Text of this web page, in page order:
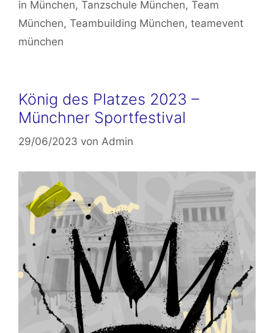
in München, Tanzschule München, Team
München, Teambuilding München, teamevent
münchen
König des Platzes 2023 –
Münchner Sportfestival
29/06/2023 von Admin